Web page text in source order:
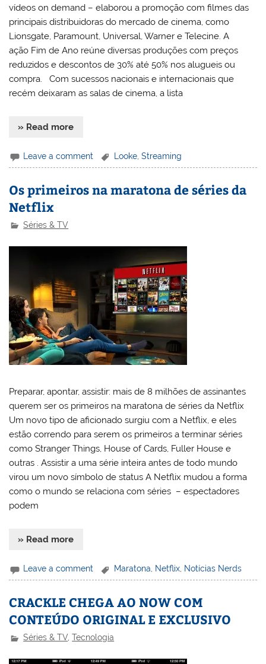
vídeos on demand – elaborou a promoção com filmes das
principais distribuidoras do mercado de cinema, como
Lionsgate, Paramount, Universal, Warner e Telecine. A
ação Fim de Ano reúne diversas produções com preços
reduzidos e descontos de 30% até 50% nos alugueis ou
compra. Com sucessos nacionais e internacionais que
recém deixaram as salas de cinema, a lista
» Read more
Leave a comment Looke ,Streaming
Os primeiros na maratona de séries da
Netflix
Séries & TV
Preparar, apontar, assistir: mais de 8 milhões de assinantes
querem ser os primeiros na maratona de séries da Netflix
Um novo tipo de aficionado surgiu com a Netflix, e eles
estão correndo para serem os primeiros a terminar séries
como Stranger Things, House of Cards, Fuller House e
outras . Assistir a uma série inteira antes de todo mundo
virou um novo símbolo de status A Netflix mudou a forma
como o mundo se relaciona com séries – espectadores
podem
» Read more
Leave a comment Maratona, Netflix, Notícias Nerds
CRACKLE CHEGA AO NOW COM
CONTEÚDO ORIGINAL E EXCLUSIVO
Séries & TV,Tecnologia